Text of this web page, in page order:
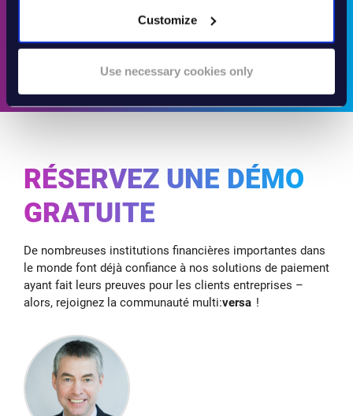
Customize
Use necessary cookies only
RÉSERVEZ UNE DÉMO
GRATUITE
De nombreuses institutions financières importantes dans
le monde font déjà confiance à nos solutions de paiement
ayant fait leurs preuves pour les clients entreprises –
alors, rejoignez la communauté multi:versa !